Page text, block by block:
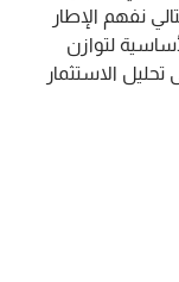
نفهم الإطار
لتوازن
الاستثمار